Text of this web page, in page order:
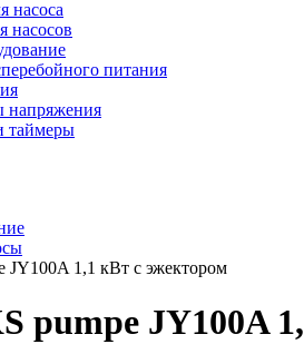
насоса
насосов
питания
напряжения
таймеры
JY100A 1,1 кВт с эжектором
pumpe JY100A